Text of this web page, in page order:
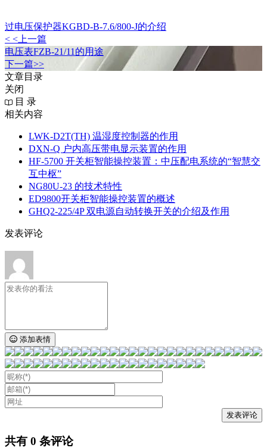
过电压保护器KGBD-B-7.6/800-J的介绍
< <上一篇
电压表FZB-21/11的用途
下一篇>>
文章目录
关闭
目 录
相关内容
LWK‑D2T(TH) 温湿度控制器的作用
DXN‑Q 户内高压带电显示装置的作用
HF-5700 开关柜智能操控装置：中压配电系统的“智慧交
互中枢”
NG80U-23 的技术特性
ED9800开关柜智能操控装置的概述
GHQ2-225/4P 双电源自动转换开关的介绍及作用
发表评论
添加表情
共有 0 条评论